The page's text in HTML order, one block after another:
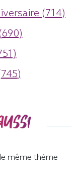
(714)
même thème